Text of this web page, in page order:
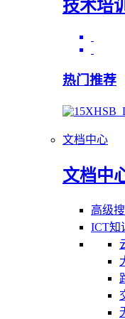
技术培
热门推荐
文档中心
文档中
高级
ICT知